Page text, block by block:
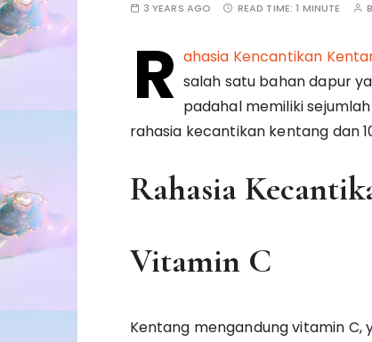
3 YEARS AGO READ TIME:1 MINUTE
R ahasia Kencantikan
salah satu bahan dapur
padahal memiliki
rahasia kecantikan kentang dan
Rahasia
Vitamin C
Kentang mengandung vitamin